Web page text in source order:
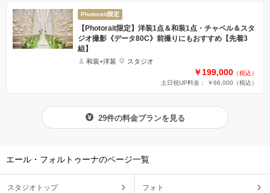
Photorait限定
【Photorait限定】洋装1点＆和装1点・チャペル＆スタ
ジオ撮影《データ80C》前撮りにもおすすめ【先着3
組】
和装+洋装 スタジオ
￥199,000 （税込）
土日祝UP料金： ￥66,000 （税込）
29件の料金プランを見る
エール・フォルトゥーナのページ一覧
スタジオトップ フォト